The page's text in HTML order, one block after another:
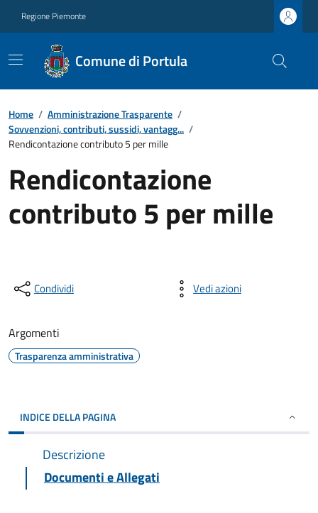
Regione Piemonte
Comune di Portula
Home / Amministrazione Trasparente /
Sovvenzioni, contributi, sussidi, vantagg... /
Rendicontazione contributo 5 per mille
Rendicontazione
contributo 5 per mille
Condividi Vedi azioni
Argomenti
Trasparenza amministrativa
INDICE DELLA PAGINA
Descrizione
Documenti e Allegati